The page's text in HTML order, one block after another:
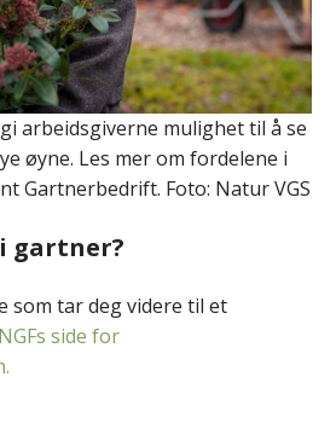
arbeidsgiverne mulighet til å se
øyne. Les mer om fordelene i
Gartnerbedrift. Foto: Natur VGS
gartner?
som tar deg videre til et
NGFs side for